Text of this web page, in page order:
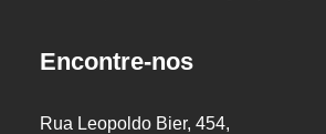
Encontre-nos
Rua Leopoldo Bier, 454,